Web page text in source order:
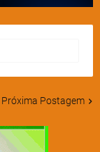
Próxima Postagem